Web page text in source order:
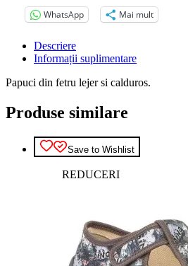
WhatsApp Mai mult
Descriere
Informații suplimentare
Papuci din fetru lejer si calduros.
Produse similare
Save to Wishlist
REDUCERI